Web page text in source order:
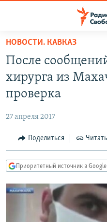
упрощенного
доступа
основному
Вернутся
Вернутся
поиску
АВТОРСКИЕ ПРОЕКТЫ
МНЕНИЯ
КУЛЬТУРА
КАВКАЗ.РЕАЛИИ
СЕВЕР.РЕАЛИИ
СИБИРЬ.РЕАЛИИ
НОВОСТИ. КАВКАЗ
После
хирурга из
проверка
27 апреля 2017
Поделиться
Приоритетный источник в Google